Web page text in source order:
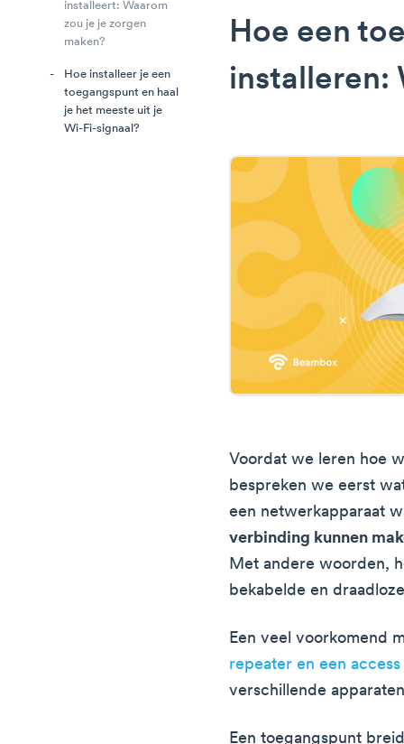
installeert: Waarom
zou je je zorgen
maken?
Hoe installeer je een
toegangspunt en haal
je het meeste uit je
Wi-Fi-signaal?
Hoe een
installeren:
Voordat we leren hoe
bespreken we eerst
een netwerkapparaat
verbinding kunnen
Met andere woorden,
bekabelde en
Een veel voorkomend
repeater en een
verschillende
Een toegangspunt